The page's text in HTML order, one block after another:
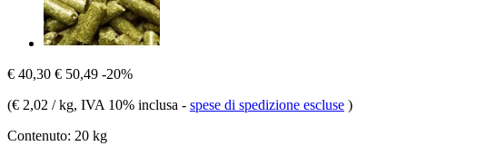
€ 40,30 € 50,49 -20%
(€ 2,02 / kg, IVA 10% inclusa - spese di spedizione escluse )
Contenuto: 20 kg